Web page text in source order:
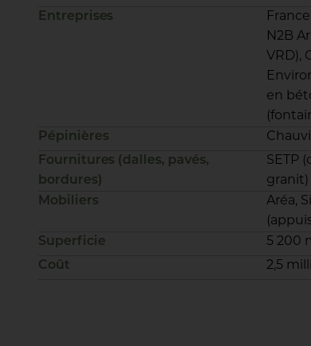
Entreprises
N2B
VRD),
en
Pépinières
Fournitures (dalles, pavés,
bordures)
SETP
granit)
Mobiliers
Aréa,
Superficie
5 200
Coût
2,5